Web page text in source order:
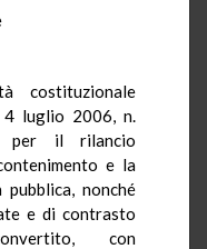
costituzionale
4 luglio 2006, n.
per il rilancio
e la
pubblica, nonché
e di contrasto
con